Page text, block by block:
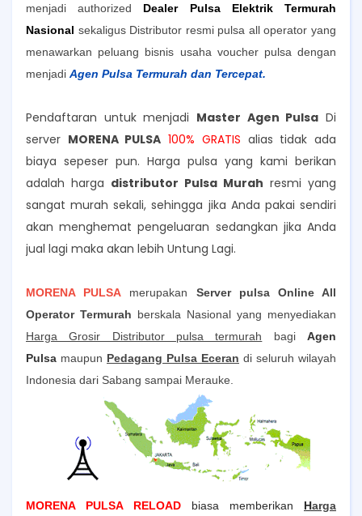
menjadi authorized Dealer Pulsa Elektrik Termurah
Nasional sekaligus Distributor resmi pulsa all operator yang
menawarkan peluang bisnis usaha voucher pulsa dengan
menjadi Agen Pulsa Termurah dan Tercepat.
Pendaftaran untuk menjadi Master Agen Pulsa Di
server MORENA PULSA 100% GRATIS alias tidak ada
biaya sepeser pun. Harga pulsa yang kami berikan
adalah harga distributor Pulsa Murah resmi yang
sangat murah sekali, sehingga jika Anda pakai sendiri
akan menghemat pengeluaran sedangkan jika Anda
jual lagi maka akan lebih Untung Lagi.
MORENA PULSA merupakan Server pulsa Online All
Operator Termurah berskala Nasional yang menyediakan
Harga Grosir Distributor pulsa termurah bagiAgen
Pulsa maupun Pedagang Pulsa Eceran di seluruh wilayah
Indonesia dari Sabang sampai Merauke.
MORENA PULSA RELOAD biasa memberikan Harga